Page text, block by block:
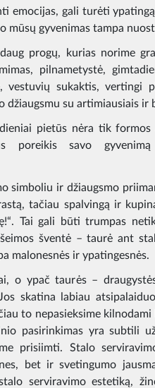
emocijas, gali turėti
mūsų gyvenimas tampa
progų, kurias norime
pilnametystė,
vestuvių sukaktis, vertingi
džiaugsmu su artimiausiais ir
pietūs nėra tik
poreikis savo
simboliu ir džiaugsmo
tačiau spalvingą ir
Tai gali būti trumpas
šventė – taurė ant
malonesnės ir ypatingesnės.
o ypač taurės –
skatina labiau
to nepasieksime
pasirinkimas yra subtili
prisiimti. Stalo
bet ir svetingumo
serviravimo estetiką,